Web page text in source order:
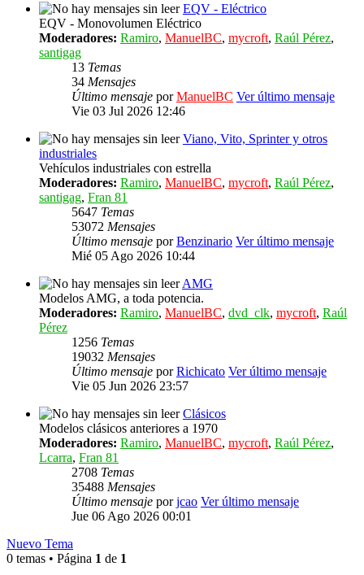
EQV - Eléctrico
EQV - Monovolumen Eléctrico
Moderadores: Ramiro, ManuelBC, mycroft, Raúl Pérez,
santigag
13 Temas
34 Mensajes
Último mensaje porManuelBC Ver último mensaje
Vie 03 Jul 2026 12:46
Viano, Vito, Sprinter y otros
industriales
Vehículos industriales con estrella
Moderadores: Ramiro, ManuelBC, mycroft, Raúl Pérez,
santigag, Fran 81
5647 Temas
53072 Mensajes
Último mensaje porBenzinario Ver último mensaje
Mié 05 Ago 2026 10:44
AMG
Modelos AMG, a toda potencia.
Moderadores: Ramiro, ManuelBC, dvd_clk, mycroft, Raúl
Pérez
1256 Temas
19032 Mensajes
Último mensaje porRichicato Ver último mensaje
Vie 05 Jun 2026 23:57
Clásicos
Modelos clásicos anteriores a 1970
Moderadores: Ramiro, ManuelBC, mycroft, Raúl Pérez,
Lcarra, Fran 81
2708 Temas
35488 Mensajes
Último mensaje porjcao Ver último mensaje
Jue 06 Ago 2026 00:01
Nuevo Tema
0 temas • Página 1 de 1